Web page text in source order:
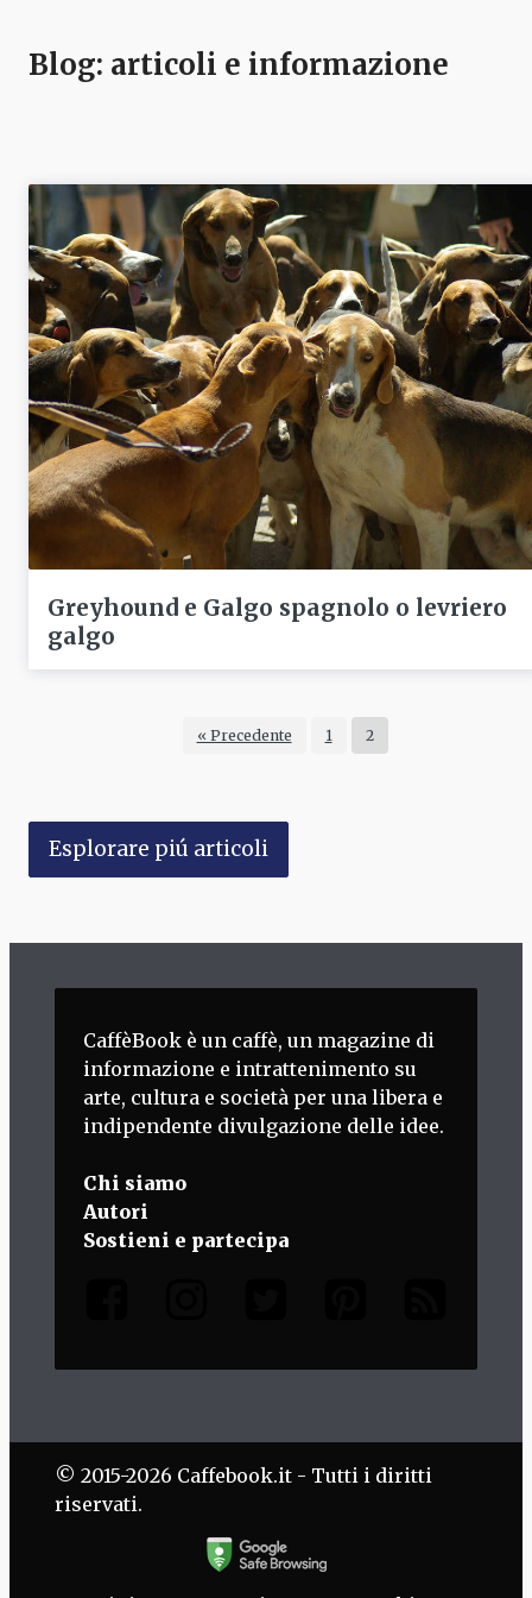
Blog: articoli e informazione
Greyhound e Galgo spagnolo o levriero
galgo
« Precedente 1 2
Esplorare piú articoli
CaffèBook è un caffè, un magazine di
informazione e intrattenimento su
arte, cultura e società per una libera e
indipendente divulgazione delle idee.
Chi siamo
Autori
Sostieni e partecipa
© 2015-2026 Caffebook.it - Tutti i diritti
riservati.